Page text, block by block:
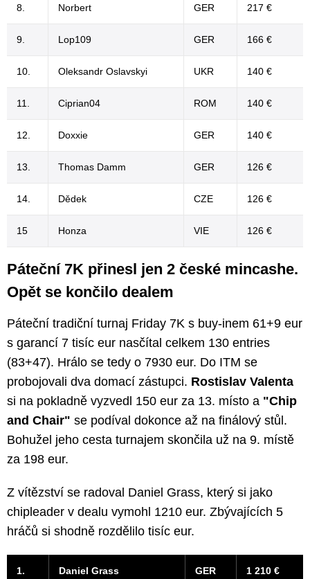
8. Norbert GER 217 €
9. Lop109 GER 166 €
10. Oleksandr Oslavskyi UKR 140 €
11. Ciprian04 ROM 140 €
12. Doxxie GER 140 €
13. Thomas Damm GER 126 €
14. Dědek CZE 126 €
15 Honza VIE 126 €
Páteční 7K přinesl jen 2 české mincashe.
Opět se končilo dealem
Páteční tradiční turnaj Friday 7K s buy-inem 61+9 eur
s garancí 7 tisíc eur nasčítal celkem 130 entries
(83+47). Hrálo se tedy o 7930 eur. Do ITM se
probojovali dva domací zástupci. Rostislav Valenta
si na pokladně vyzvedl 150 eur za 13. místo a "Chip
and Chair" se podíval dokonce až na finálový stůl.
Bohužel jeho cesta turnajem skončila už na 9. místě
za 198 eur.
Z vítězství se radoval Daniel Grass, který si jako
chipleader v dealu vymohl 1210 eur. Zbývajících 5
hráčů si shodně rozdělilo tisíc eur.
1. Daniel Grass GER 1 210 €